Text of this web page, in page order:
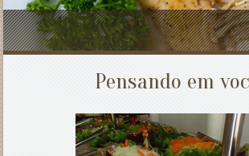
Reservas (41)Pensando em